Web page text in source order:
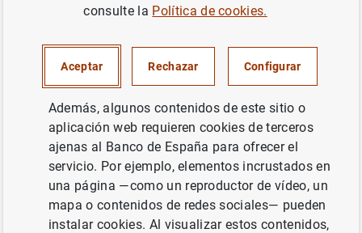
POLÍTICA MONETARIA
ESPAÑA SITUACIÓN ECONÓMICA
Estado financiero consolidado del
Eurosistema a 27 de julio de 2007 (128
consulte la Política de cookies.
Aceptar Rechazar Configurar
Además, algunos contenidos de este sitio o
aplicación web requieren cookies de terceros
ajenas al Banco de España para ofrecer el
servicio. Por ejemplo, elementos incrustados en
una página —como un reproductor de vídeo, un
mapa o contenidos de redes sociales— pueden
instalar cookies. Al visualizar estos contenidos,